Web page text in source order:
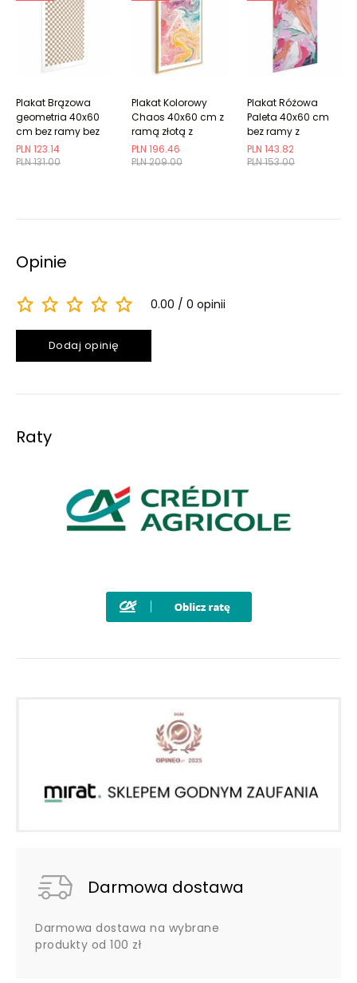
PLN 131.00
PLN 123.14
Plakat Brązowa
geometria 40x60
cm bez ramy bez
marginesu
PLN 209.00
PLN 196.46
Plakat Kolorowy
Chaos 40x60 cm z
ramą złotą z
marginesem
PLN 153.00
PLN 143.82
Plakat Różowa
Paleta 40x60 cm
bez ramy z
marginesem
Opinie
0.00 0 opinii
Dodaj opinię
Raty
Darmowa dostawa
Darmowa dostawa na wybrane
produkty od 100 zł